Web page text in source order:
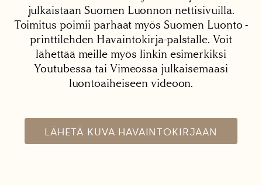
julkaistaan Suomen Luonnon nettisivuilla.
Toimitus poimii parhaat myös Suomen Luonto -
printtilehden Havaintokirja-palstalle. Voit
lähettää meille myös linkin esimerkiksi
Youtubessa tai Vimeossa julkaisemaasi
luontoaiheiseen videoon.
LÄHETÄ KUVA HAVAINTOKIRJAAN